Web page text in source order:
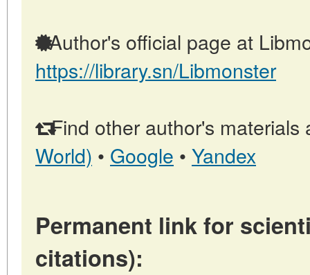
Author's official page at
https://library.sn/Libmonster
Find other author's materials
World) • Google • Yandex
Permanent link for
citations):